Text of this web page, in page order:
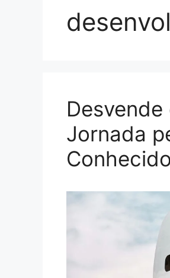
Jornada